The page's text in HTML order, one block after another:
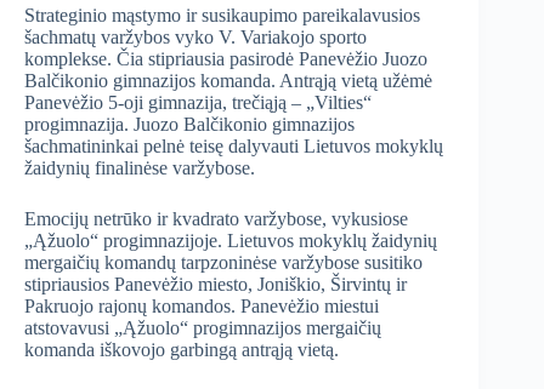
Strateginio mąstymo ir susikaupimo pareikalavusios
šachmatų varžybos vyko V. Variakojo sporto
komplekse. Čia stipriausia pasirodė Panevėžio Juozo
Balčikonio gimnazijos komanda. Antrąją vietą užėmė
Panevėžio 5-oji gimnazija, trečiąją – „Vilties“
progimnazija. Juozo Balčikonio gimnazijos
šachmatininkai pelnė teisę dalyvauti Lietuvos mokyklų
žaidynių finalinėse varžybose.
Emocijų netrūko ir kvadrato varžybose, vykusiose
„Ąžuolo“ progimnazijoje. Lietuvos mokyklų žaidynių
mergaičių komandų tarpzoninėse varžybose susitiko
stipriausios Panevėžio miesto, Joniškio, Širvintų ir
Pakruojo rajonų komandos. Panevėžio miestui
atstovavusi „Ąžuolo“ progimnazijos mergaičių
komanda iškovojo garbingą antrąją vietą.